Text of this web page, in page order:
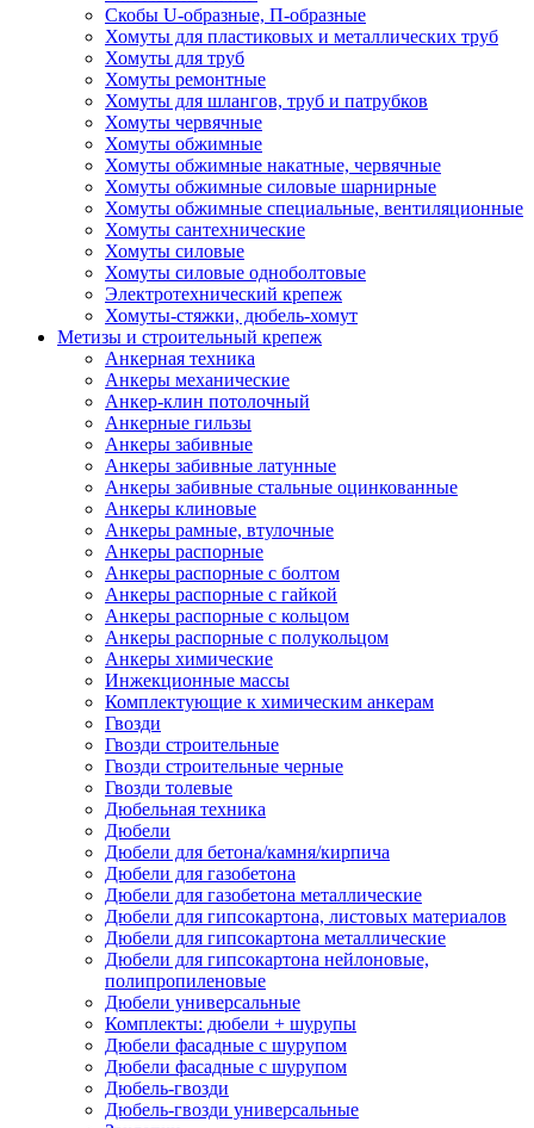
Скобы U-образные, П-образные
Хомуты для пластиковых и металлических труб
Хомуты для труб
Хомуты ремонтные
Хомуты для шлангов, труб и патрубков
Хомуты червячные
Хомуты обжимные
Хомуты обжимные накатные, червячные
Хомуты обжимные силовые шарнирные
Хомуты обжимные специальные, вентиляционные
Хомуты сантехнические
Хомуты силовые
Хомуты силовые одноболтовые
Электротехнический крепеж
Хомуты-стяжки, дюбель-хомут
Метизы и строительный крепеж
Анкерная техника
Анкеры механические
Анкер-клин потолочный
Анкерные гильзы
Анкеры забивные
Анкеры забивные латунные
Анкеры забивные стальные оцинкованные
Анкеры клиновые
Анкеры рамные, втулочные
Анкеры распорные
Анкеры распорные с болтом
Анкеры распорные с гайкой
Анкеры распорные с кольцом
Анкеры распорные с полукольцом
Анкеры химические
Инжекционные массы
Комплектующие к химическим анкерам
Гвозди
Гвозди строительные
Гвозди строительные черные
Гвозди толевые
Дюбельная техника
Дюбели
Дюбели для бетона/камня/кирпича
Дюбели для газобетона
Дюбели для газобетона металлические
Дюбели для гипсокартона, листовых материалов
Дюбели для гипсокартона металлические
Дюбели для гипсокартона нейлоновые,
полипропиленовые
Дюбели универсальные
Комплекты: дюбели + шурупы
Дюбели фасадные с шурупом
Дюбели фасадные с шурупом
Дюбель-гвозди
Дюбель-гвозди универсальные